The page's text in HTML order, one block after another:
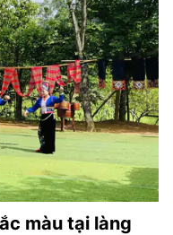
màu tại làng